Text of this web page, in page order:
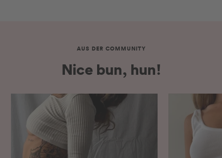
AUS DER COMMUNITY
Nice bun, hun!